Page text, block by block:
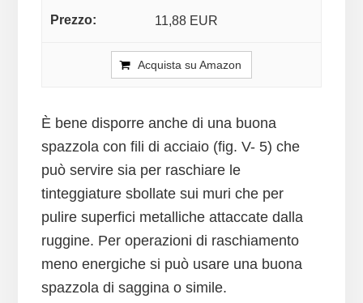
11,88 EUR
Acquista su Amazon
È bene disporre anche di una buona
spazzola con fili di acciaio (fig. V- 5) che
può servire sia per raschiare le
tinteggiature sbollate sui muri che per
pulire superfici metalliche attaccate dalla
ruggine. Per operazioni di raschiamento
meno energiche si può usare una buona
spazzola di saggina o simile.